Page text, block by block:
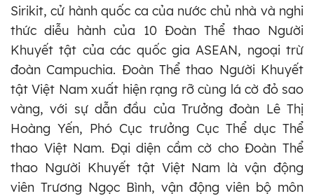
Sirikit, cử hành quốc ca của nước chủ nhà và nghi
thức diễu hành của 10 Đoàn Thể thao Người
Khuyết tật của các quốc gia ASEAN, ngoại trừ
đoàn Campuchia. Đoàn Thể thao Người Khuyết
tật Việt Nam xuất hiện rạng rỡ cùng lá cờ đỏ sao
vàng, với sự dẫn đầu của Trưởng đoàn Lê Thị
Hoàng Yến, Phó Cục trưởng Cục Thể dục Thể
thao Việt Nam. Đại diện cầm cờ cho Đoàn Thể
thao Người Khuyết tật Việt Nam là vận động
viên Trương Ngọc Bình, vận động viên bộ môn